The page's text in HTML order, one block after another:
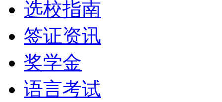
选校指南
签证资讯
奖学金
语言考试